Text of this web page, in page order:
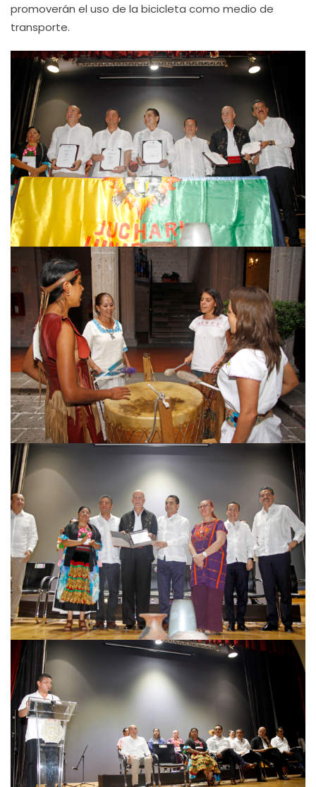
promoverán el uso de la bicicleta como medio de
transporte.